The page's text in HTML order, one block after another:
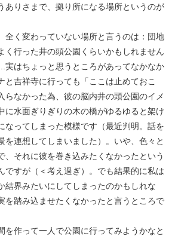
ありさまで、拠り所になる場所というのが
全く変わっていない場所と言うのは：団地
く行った井の頭公園くらいかもしれません
実はちょっと思うところがあってなかなか
と吉祥寺に行っても「ここは止めておこ
らなかった為、彼の脳内井の頭公園のイメ
に水面ぎりぎりの木の橋がゆるゆると架け
なってしまった模様です（最近判明。話を
を連想してしまいました）。いや、色々と
、それに彼を巻き込みたくなかったという
ですが（＜考え過ぎ）。でも結果的に私は
結界みたいにしてしまったのかもしれな
を踏み込ませたくなかったと言うところで
を作って一人で公園に行ってみようかなと